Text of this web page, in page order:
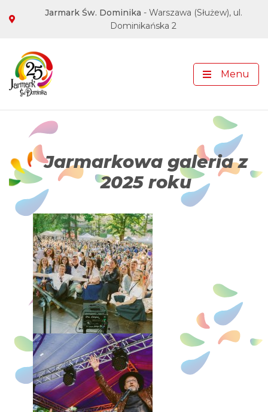
Adres JarmarkuJarmark Św. Dominika - Warszawa (Służew), ul.
Dominikańska 2
Menu
Jarmarkowa galeria z
2025 roku